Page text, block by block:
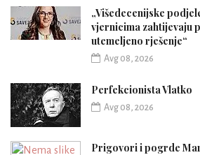
„Višedecenijske
vjernicima zahtijevaju
utemeljeno rješenje“
Avg 08, 2026
Perfekcionista Vlatko
Avg 08, 2026
Prigovori i pogrde